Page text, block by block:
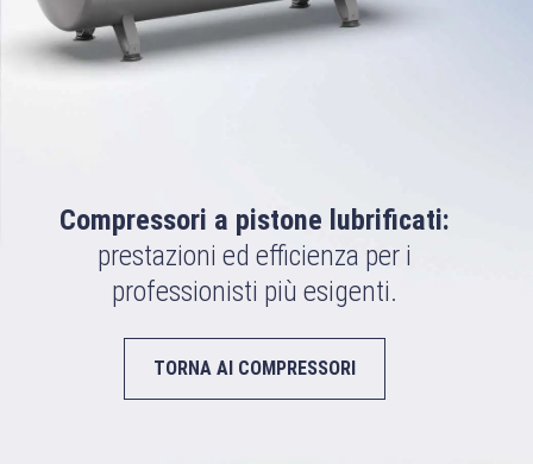
Compressori a pistone lubrificati:
prestazioni ed efficienza per i
professionisti più esigenti.
TORNA AI COMPRESSORI